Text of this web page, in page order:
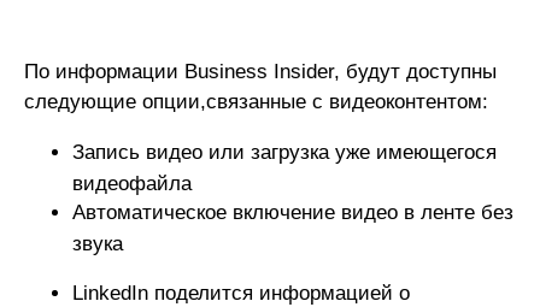
По информации Business Insider, будут доступны
следующие опции,связанные с видеоконтентом:
Запись видео или загрузка уже имеющегося
видеофайла
Автоматическое включение видео в ленте без
звука
LinkedIn поделится информацией о